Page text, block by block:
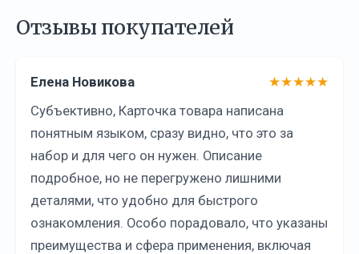
Отзывы покупателей
Елена Новикова
★★★★★
Субъективно, Карточка товара написана
понятным языком, сразу видно, что это за
набор и для чего он нужен. Описание
подробное, но не перегружено лишними
деталями, что удобно для быстрого
ознакомления. Особо порадовало, что указаны
преимущества и сфера применения, включая